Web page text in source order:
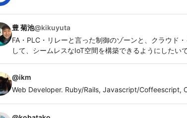
豊 菊池@kikuyuta
FA・PLC・リレーと言った制御のゾーンと、クラウド
して、シームレスなIoT空間を構築できるようにしたい
@ikm
Web Developer. Ruby/Rails, Javascript/Coffeescript,